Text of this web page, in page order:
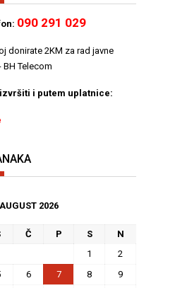
090 291 029
donirate 2KM za rad javne
BH Telecom
i putem uplatnice:
AUGUST 2026
Č P S
N
1
2
6 7 8
9